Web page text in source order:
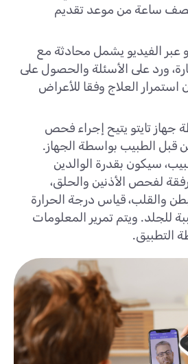
ساعة من موعد تقديم
عبر الفيديو يشمل محادثة مع
ورد على الأسئلة والحصول على
العلاج وفقا للأعراض
جهاز تايتو يتيح إجراء فحص
الطبيب بواسطة الجهاز.
سيكون بقدرة الوالدين
لفحص الأذنين والحلق،
والقلب، قياس درجة الحرارة
للجلد. ويتم تمرير المعلومات
التطبيق.